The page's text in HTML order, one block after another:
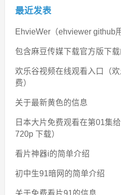
最近发表
EhvieWer（ehviewer github
包含麻豆传媒下载官方版下
欢乐谷视频在线观看入口（
费）
关于最新黄色的信息
日本大片免费观看在第01集
720p 下载）
看片神器i的简单介绍
初中生91暗网的简单介绍
关于免费看片91的信息